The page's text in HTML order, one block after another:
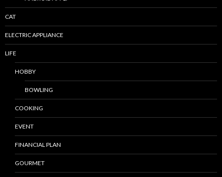
CAT
ELECTRIC APPLIANCE
LIFE
HOBBY
BOWLING
COOKING
EVENT
FINANCIAL PLAN
GOURMET